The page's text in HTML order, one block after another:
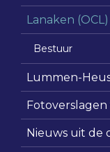
Lanaken (OCL)
Bestuur
Lummen-
Nieuws uit de